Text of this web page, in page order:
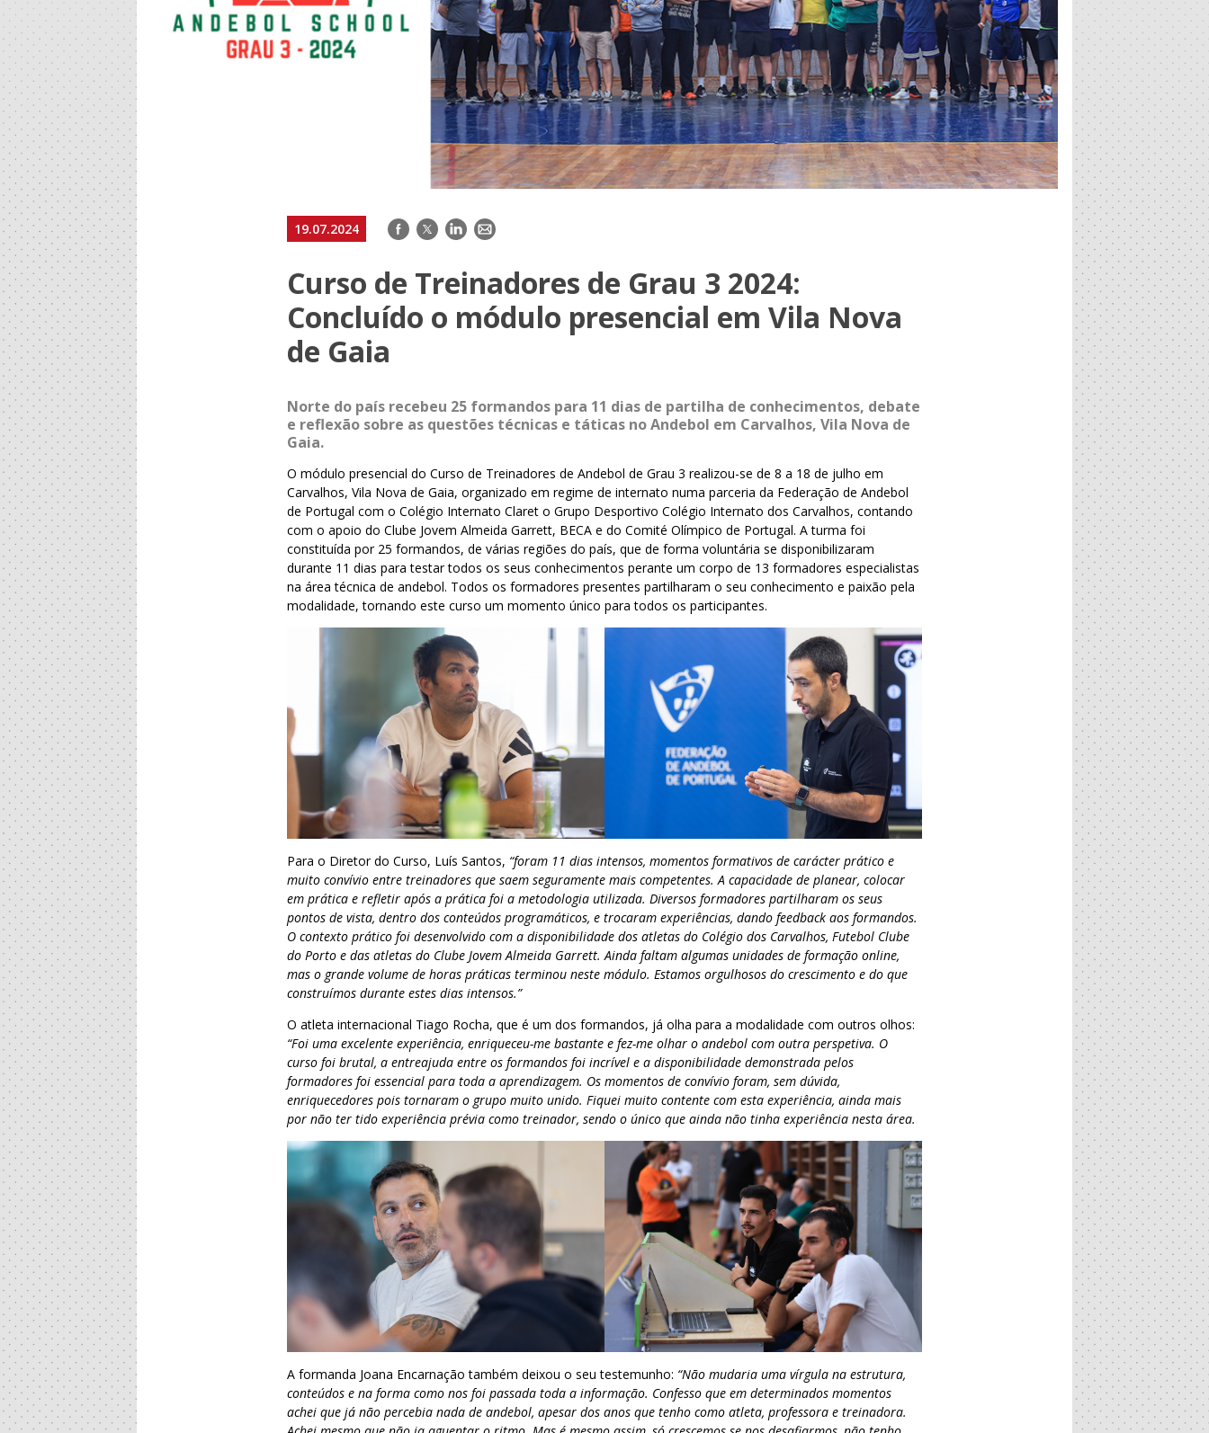
19.07.2024 Facebook
TwitterLinkedIn
E-
Curso de Treinadores de Grau 3 2024:
Concluído o módulo presencial em Vila Nova
de Gaia
Norte do país recebeu 25 formandos para 11 dias de partilha de conhecimentos, debate
e reflexão sobre as questões técnicas e táticas no Andebol em Carvalhos, Vila Nova de
Gaia.
O módulo presencial do Curso de Treinadores de Andebol de Grau 3 realizou-se de 8 a 18 de julho em
Carvalhos, Vila Nova de Gaia, organizado em regime de internato numa parceria da Federação de Andebol
de Portugal com o Colégio Internato Claret o Grupo Desportivo Colégio Internato dos Carvalhos, contando
com o apoio do Clube Jovem Almeida Garrett, BECA e do Comité Olímpico de Portugal. A turma foi
constituída por 25 formandos, de várias regiões do país, que de forma voluntária se disponibilizaram
durante 11 dias para testar todos os seus conhecimentos perante um corpo de 13 formadores especialistas
na área técnica de andebol. Todos os formadores presentes partilharam o seu conhecimento e paixão pela
modalidade, tornando este curso um momento único para todos os participantes.
Para o Diretor do Curso, Luís Santos, “foram 11 dias intensos, momentos formativos de carácter prático e
muito convívio entre treinadores que saem seguramente mais competentes. A capacidade de planear, colocar
em prática e refletir após a prática foi a metodologia utilizada. Diversos formadores partilharam os seus
pontos de vista, dentro dos conteúdos programáticos, e trocaram experiências, dando feedback aos formandos.
O contexto prático foi desenvolvido com a disponibilidade dos atletas do Colégio dos Carvalhos, Futebol Clube
do Porto e das atletas do Clube Jovem Almeida Garrett. Ainda faltam algumas unidades de formação online,
mas o grande volume de horas práticas terminou neste módulo. Estamos orgulhosos do crescimento e do que
construímos durante estes dias intensos.”
O atleta internacional Tiago Rocha, que é um dos formandos, já olha para a modalidade com outros olhos:
“Foi uma excelente experiência, enriqueceu-me bastante e fez-me olhar o andebol com outra perspetiva. O
curso foi brutal, a entreajuda entre os formandos foi incrível e a disponibilidade demonstrada pelos
formadores foi essencial para toda a aprendizagem. Os momentos de convívio foram, sem dúvida,
enriquecedores pois tornaram o grupo muito unido. Fiquei muito contente com esta experiência, ainda mais
por não ter tido experiência prévia como treinador, sendo o único que ainda não tinha experiência nesta área.
A formanda Joana Encarnação também deixou o seu testemunho: “Não mudaria uma vírgula na estrutura,
conteúdos e na forma como nos foi passada toda a informação. Confesso que em determinados momentos
achei que já não percebia nada de andebol, apesar dos anos que tenho como atleta, professora e treinadora.